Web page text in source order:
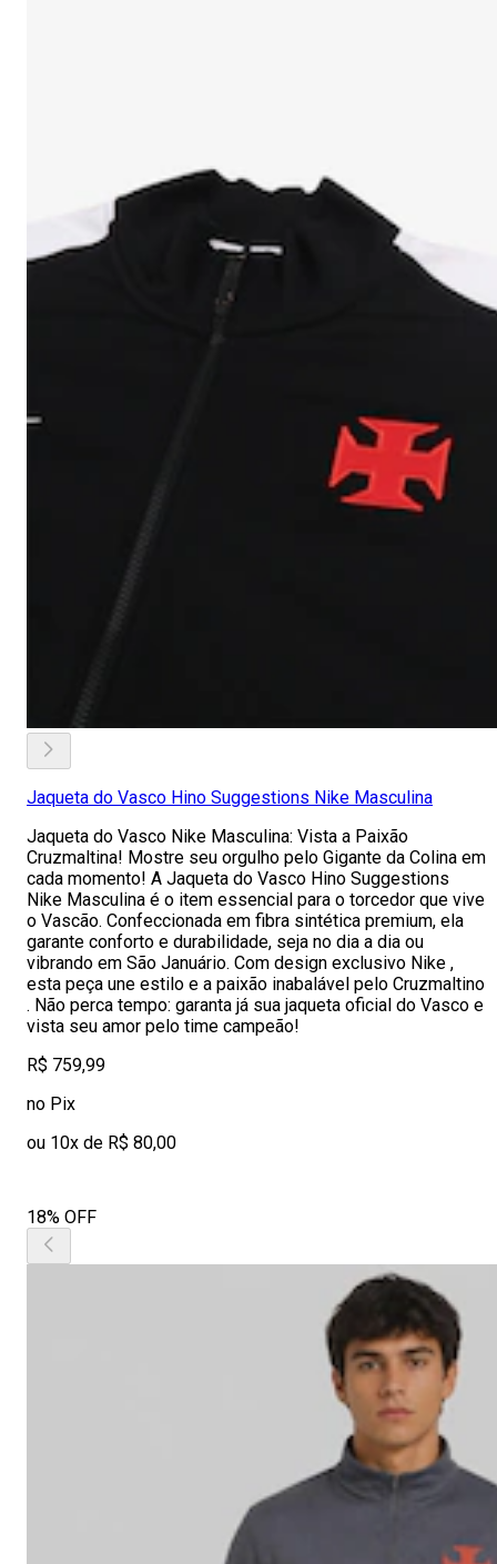
Jaqueta do Vasco Hino Suggestions Nike Masculina
Jaqueta do Vasco Nike Masculina: Vista a Paixão
Cruzmaltina! Mostre seu orgulho pelo Gigante da Colina em
cada momento! A Jaqueta do Vasco Hino Suggestions
Nike Masculina é o item essencial para o torcedor que vive
o Vascão. Confeccionada em fibra sintética premium, ela
garante conforto e durabilidade, seja no dia a dia ou
vibrando em São Januário. Com design exclusivo Nike ,
esta peça une estilo e a paixão inabalável pelo Cruzmaltino
. Não perca tempo: garanta já sua jaqueta oficial do Vasco e
vista seu amor pelo time campeão!
R$ 759,99
no Pix
ou 10x de R$ 80,00
18% OFF